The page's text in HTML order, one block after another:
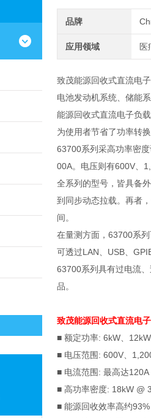
品牌
应用领域 医
致茂能源回收式直流电
电池发动机系统、储能
能源回收式直流电子负
为使用者节省了功率转
63700系列采高功率密度
00A。电压则有600V
全系列的型号，皆具备
到同步动态拉载。再者
间。
在量测方面， 63700系
可透过LAN USB
63700系列具有过电流
品。
致茂能源回收式直流电
■ 额定功率: 6kW 12kW
■ 电压范围: 600V
■ 电流范围: 最高达120A
■ 高功率密度: 18kW @
■ 能源回收效率高约93%